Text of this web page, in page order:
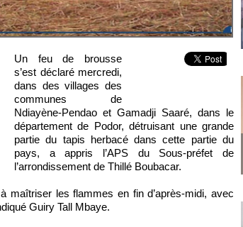
Un feu de brousse
s’est déclaré mercredi,
dans des villages des
communes de
Ndiayène-Pendao et Gamadji Saaré, dans le
département de Podor, détruisant une grande
partie du tapis herbacé dans cette partie du
pays, a appris l’APS du Sous-préfet de
l’arrondissement de Thillé Boubacar.
maîtriser les flammes en fin d’après-midi, avec
Guiry Tall Mbaye.